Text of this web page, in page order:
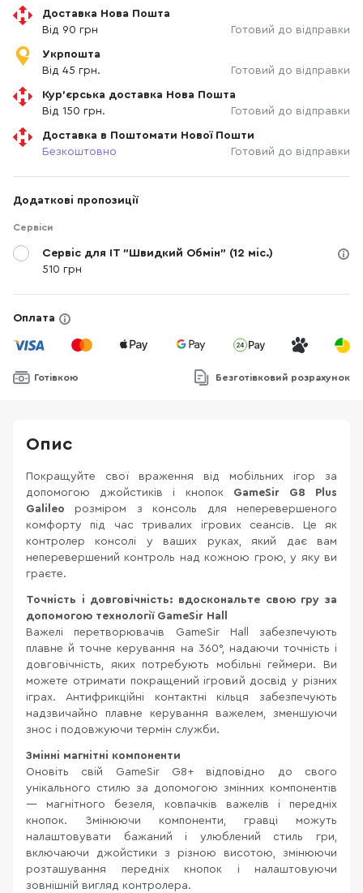
Доставка Нова Пошта
Від 90 грн
Готовий до відправки
Укрпошта
Від 45 грн.
Готовий до відправки
Кур'єрська доставка Нова Пошта
Від 150 грн.
Готовий до відправки
Доставка в Поштомати Нової Пошти
Безкоштовно
Готовий до відправки
Додаткові пропозиції
Сервіси
Сервіс для IT "Швидкий Обмін" (12 міс.)
510 грн
Оплата
Готівкою Безготівковий розрахунок
Опис
Покращуйте свої враження від мобільних ігор за
допомогою джойстиків і кнопок GameSir G8 Plus
Galileoрозміром з консоль для неперевершеного
комфорту під час тривалих ігрових сеансів. Це як
контролер консолі у ваших руках, який дає вам
неперевершений контроль над кожною грою, у яку ви
граєте.
Точність і довговічність: вдоскональте свою гру за
допомогою технології GameSir Hall
Важелі перетворювачів GameSir Hall забезпечують
плавне й точне керування на 360°, надаючи точність і
довговічність, яких потребують мобільні геймери. Ви
можете отримати покращений ігровий досвід у різних
іграх. Антифрикційні контактні кільця забезпечують
надзвичайно плавне керування важелем, зменшуючи
знос і подовжуючи термін служби.
Змінні магнітні компоненти
Оновіть свій GameSir G8+ відповідно до свого
унікального стилю за допомогою змінних компонентів
— магнітного безеля, ковпачків важелів і передніх
кнопок. Змінюючи компоненти, гравці можуть
налаштовувати бажаний і улюблений стиль гри,
включаючи джойстики з різною висотою, змінюючи
розташування передніх кнопок і налаштовуючи
зовнішній вигляд контролера.